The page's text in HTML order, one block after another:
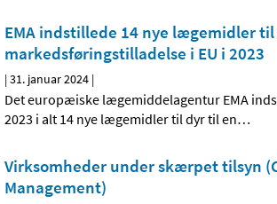
EMA indstillede 14 nye lægemidler
markedsføringstilladelse i EU i 2023
|31. januar 2024 |
Det europæiske lægemiddelagentur EMA
2023 i alt 14 nye lægemidler til dyr til en…
Virksomheder under skærpet tilsyn
Management)